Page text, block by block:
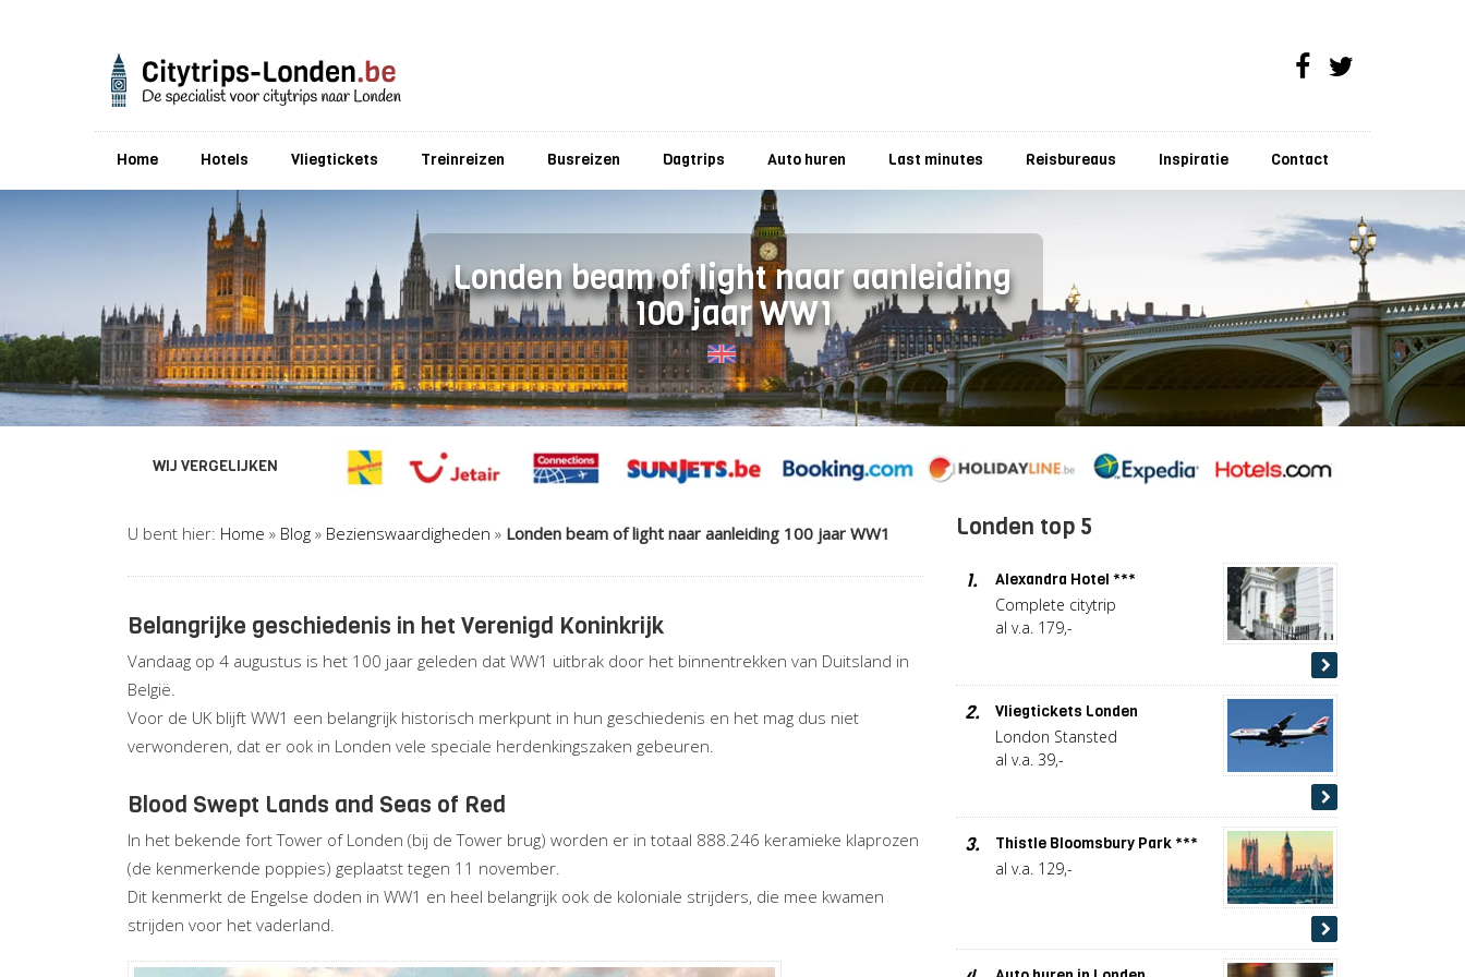
Home Hotels Vliegtickets Treinreizen Busreizen Dagtrips Auto huren Last minutes Reisbureaus Inspiratie Contact
Londen beam of light naar aanleiding
100 jaar WW1
WIJ VERGELIJKEN
U bent hier: Home » Blog » Bezienswaardigheden » Londen beam of light naar aanleiding 100 jaar WW1
Belangrijke geschiedenis in het Verenigd Koninkrijk
Vandaag op 4 augustus is het 100 jaar geleden dat WW1 uitbrak door het binnentrekken van Duitsland in
België.
Voor de UK blijft WW1 een belangrijk historisch merkpunt in hun geschiedenis en het mag dus niet
verwonderen, dat er ook in Londen vele speciale herdenkingszaken gebeuren.
Blood Swept Lands and Seas of Red
In het bekende fort Tower of Londen (bij de Tower brug) worden er in totaal 888.246 keramieke klaprozen
(de kenmerkende poppies) geplaatst tegen 11 november.
Dit kenmerkt de Engelse doden in WW1 en heel belangrijk ook de koloniale strijders, die mee kwamen
strijden voor het vaderland.
Londen top 5
1.
Alexandra Hotel ***
Complete citytrip
al v.a. 179,-
2.
Vliegtickets Londen
London Stansted
al v.a. 39,-
3.
Thistle Bloomsbury Park ***
al v.a. 129,-